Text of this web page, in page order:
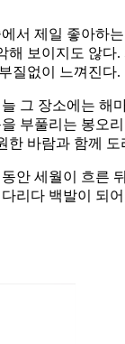
서 제일 좋아하
해 보이지도 않
질없이 느껴진다
그 장소에는 해
부풀리는 봉오
한 바람과 함께
안 세월이 흐른
리다 백발이 되